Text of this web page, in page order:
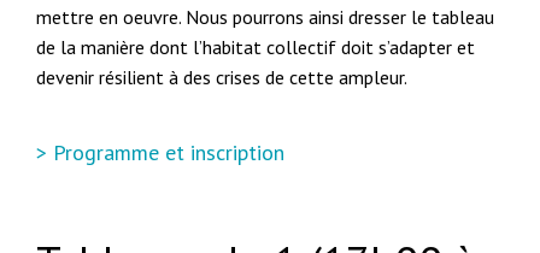
mettre en oeuvre. Nous pourrons ainsi dresser le tableau
de la manière dont l’habitat collectif doit s’adapter et
devenir résilient à des crises de cette ampleur.
> Programme et inscription